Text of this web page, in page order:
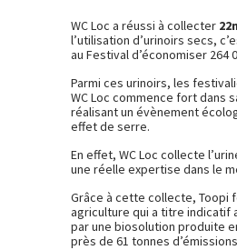
WC Loc a réussi à collecter
l’utilisation d’urinoirs secs,
au Festival d’économiser 264
Parmi ces urinoirs, les
WC Loc commence fort dans
réalisant un évènement
effet de serre.
En effet, WC Loc collecte
une réelle expertise dans le
Grâce à cette collecte, Toopi
agriculture qui a titre indicatif
par une biosolution produite
près de 61 tonnes